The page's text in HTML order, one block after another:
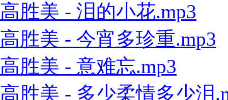
高胜美 - 泪的小花.mp3
高胜美 - 今宵多珍重.mp3
高胜美 - 意难忘.mp3
高胜美 - 多少柔情多少泪